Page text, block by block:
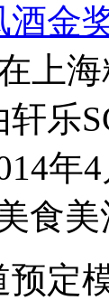
酒金
上
轩乐
年
食
模